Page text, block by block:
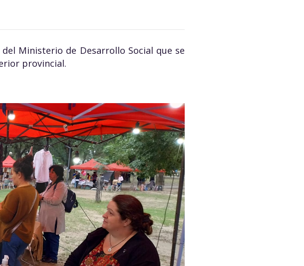
Ministerio de Desarrollo Social que se
provincial.